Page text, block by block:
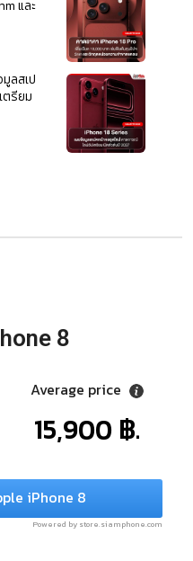
และ
ลสเป
ตรียม
8
Average price
15,900 ฿.
iPhone 8
Powered by store.siamphone.com